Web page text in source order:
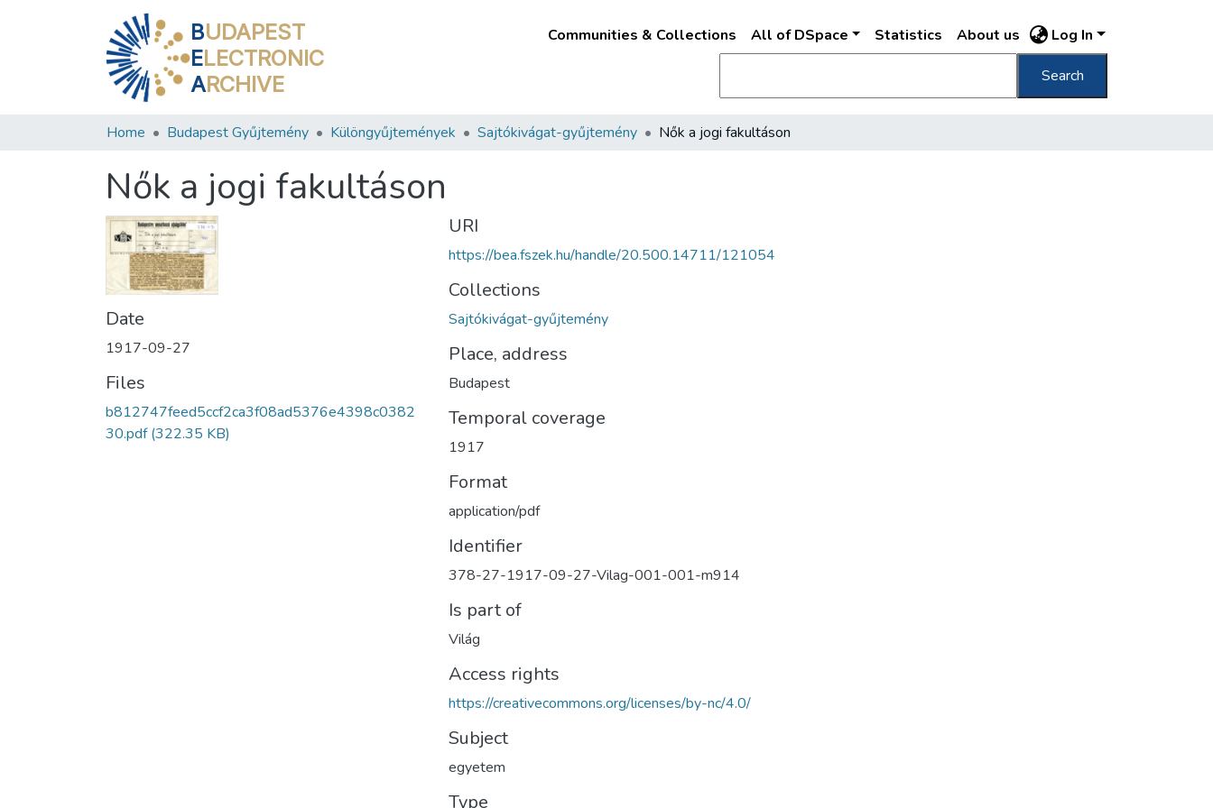
BUDAPEST
ELECTRONIC
ARCHIVE
Communities & Collections All of DSpace Statistics About us Log In
Search
Home Budapest Gyűjtemény Különgyűjtemények Sajtókivágat-gyűjtemény Nők a jogi fakultáson
Nők a jogi fakultáson
Date
1917-09-27
Files
b812747feed5ccf2ca3f08ad5376e4398c0382
30.pdf(322.35 KB)
URI
https://bea.fszek.hu/handle/20.500.14711/121054
Collections
Sajtókivágat-gyűjtemény
Place, address
Budapest
Temporal coverage
1917
Format
application/pdf
Identifier
378-27-1917-09-27-Vilag-001-001-m914
Is part of
Világ
Access rights
https://creativecommons.org/licenses/by-nc/4.0/
Subject
egyetem
Type